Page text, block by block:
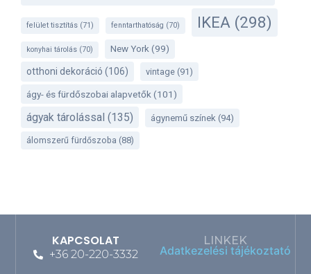
felület tisztítás (71) fenntarthatóság (70) IKEA (298)
konyhai tárolás (70) New York (99)
otthoni dekoráció (106) vintage (91)
ágy- és fürdőszobai alapvetők (101)
ágyak tárolással (135) ágynemű színek (94)
álomszerű fürdőszoba (88)
KAPCSOLAT
+36 20-220-3332
LINKEK
Adatkezelési tájékoztató